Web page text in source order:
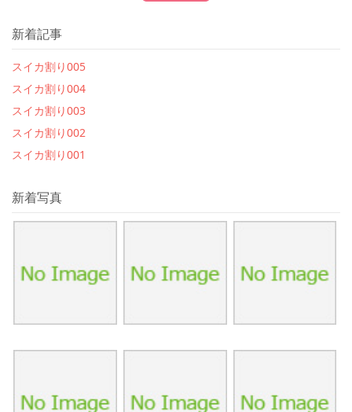
新着記事
スイカ割り005
スイカ割り004
スイカ割り003
スイカ割り002
スイカ割り001
新着写真